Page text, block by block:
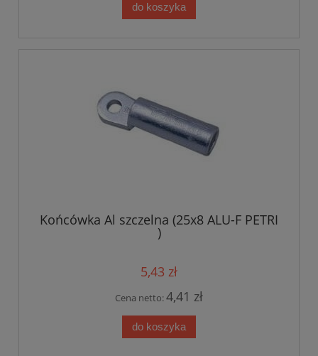
do koszyka
Końcówka Al szczelna (25x8 ALU-F PETRI
)
5,43 zł
Cena netto:4,41 zł
do koszyka